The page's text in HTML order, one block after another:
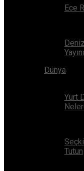
Ece
Dünya
Yurt
Tutun